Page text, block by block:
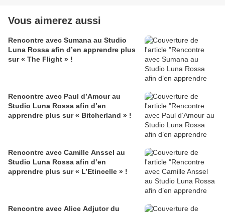
Vous aimerez aussi
Rencontre avec Sumana au Studio
Luna Rossa afin d’en apprendre plus
sur « The Flight » !
Rencontre avec Paul d’Amour au
Studio Luna Rossa afin d’en
apprendre plus sur « Bitcherland » !
Rencontre avec Camille Anssel au
Studio Luna Rossa afin d’en
apprendre plus sur « L’Etincelle » !
Rencontre avec Alice Adjutor du